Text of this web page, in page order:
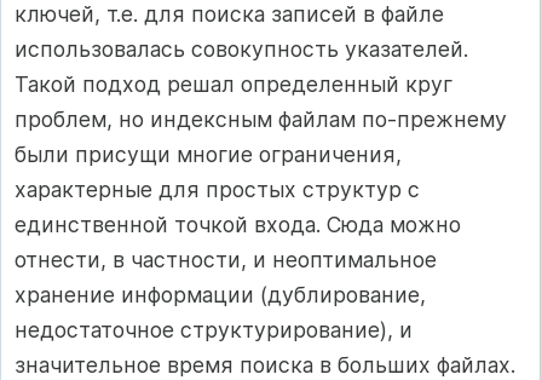
ключей, т.е. для поиска записей в файле
использовалась совокупность указателей.
Такой подход решал определенный круг
проблем, но индексным файлам по-прежнему
были присущи многие ограничения,
характерные для простых структур с
единственной точкой входа. Сюда можно
отнести, в частности, и неоптимальное
хранение информации (дублирование,
недостаточное структурирование), и
значительное время поиска в больших файлах.